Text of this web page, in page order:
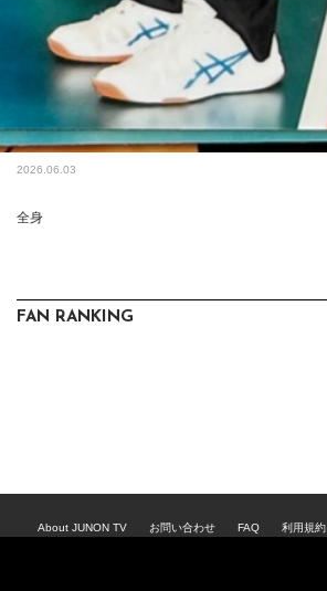
2026.06.03
全身
FAN RANKING
About JUNON TV お問い合わせ FAQ 利用規約